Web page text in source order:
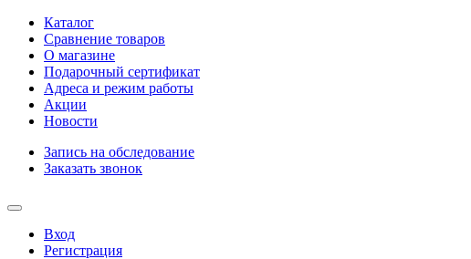
Каталог
Сравнение товаров
О магазине
Подарочный сертификат
Адреса и режим работы
Акции
Новости
Запись на обследование
Заказать звонок
Вход
Регистрация